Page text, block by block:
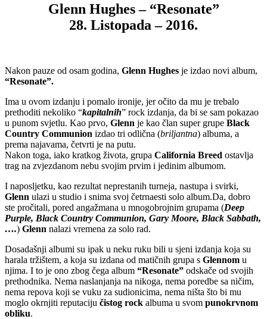
Glenn Hughes – “Resonate”
28. Listopada – 2016.
Nakon pauze od osam godina, Glenn Hughes je izdao novi album,
“Resonate”.
Ima u ovom izdanju i pomalo ironije, jer očito da mu je trebalo
prethoditi nekoliko “kapitalnih” rock izdanja, da bi se sam pokazao
u punom svjetlu. Kao prvo, Glenn je kao član super grupe Black
Country Communion izdao tri odlična (briljantna) albuma, a
prema najavama, četvrti je na putu.
Nakon toga, iako kratkog života, grupa California Breed ostavlja
trag na zvjezdanom nebu svojim prvim i jedinim albumom.
I naposljetku, kao rezultat neprestanih turneja, nastupa i svirki,
Glenn ulazi u studio i snima svoj četrnaesti solo album.Da, dobro
ste pročitali, pored angažmana u mnogobrojnim grupama (Deep
Purple, Black Country Communion, Gary Moore, Black Sabbath,
….) Glenn nalazi vremena za solo rad.
Dosadašnji albumi su ipak u neku ruku bili u sjeni izdanja koja su
harala tržištem, a koja su izdana od matičnih grupa s Glennom u
njima. I to je ono zbog čega album “Resonate” odskače od svojih
prethodnika. Nema naslanjanja na nikoga, nema poredbe sa ničim,
nema repova koji se vuku za sudionicima, nema ništa što bi mu
moglo okrnjiti reputaciju čistog rock albuma u svom punokrvnom
obliku.